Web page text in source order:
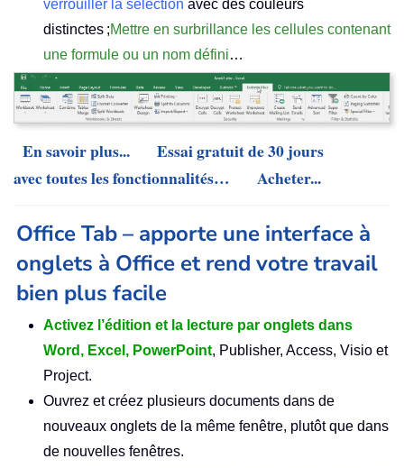
verrouiller la sélection avec des couleurs
distinctes ;Mettre en surbrillance les cellules contenant
une formule ou un nom défini…
En savoir plus...
Essai gratuit de 30 jours
avec toutes les fonctionnalités…
Acheter...
Office Tab – apporte une interface à
onglets à Office et rend votre travail
bien plus facile
Activez l’édition et la lecture par onglets dans
Word, Excel, PowerPoint, Publisher, Access, Visio et
Project.
Ouvrez et créez plusieurs documents dans de
nouveaux onglets de la même fenêtre, plutôt que dans
de nouvelles fenêtres.